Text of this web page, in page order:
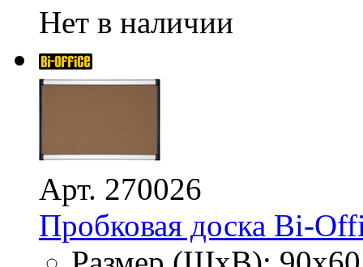
Нет в наличии
Арт. 270026
Пробковая доска Bi-